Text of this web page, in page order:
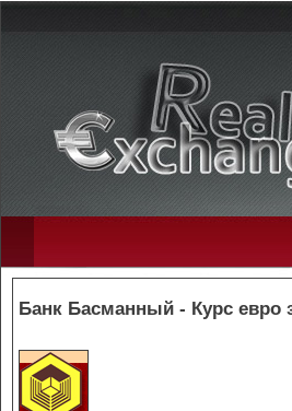
Банк Басманный - Курс евро